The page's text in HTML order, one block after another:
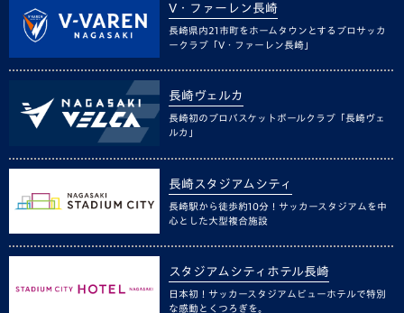
V・ファーレン長崎
長崎県内21市町をホームタウンとするプロサッカ
ークラブ「V・ファーレン長崎」
長崎ヴェルカ
長崎初のプロバスケットボールクラブ「長崎ヴェ
ルカ」
長崎スタジアムシティ
長崎駅から徒歩約10分！サッカースタジアムを中
心とした大型複合施設
スタジアムシティホテル長崎
日本初！サッカースタジアムビューホテルで特別
な感動とくつろぎを。